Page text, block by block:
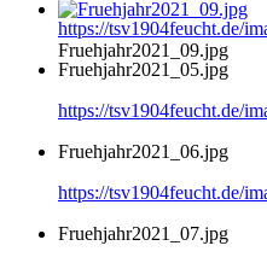
Fruehjahr2021_09.jpg
https://tsv1904feucht.de/
Fruehjahr2021_05.jpg
https://tsv1904feucht.de/
Fruehjahr2021_06.jpg
https://tsv1904feucht.de/
Fruehjahr2021_07.jpg